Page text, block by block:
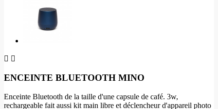
 
ENCEINTE BLUETOOTH MINO
Enceinte Bluetooth de la taille d'une capsule de café. 3w,
rechargeable fait aussi kit main libre et déclencheur d'appareil photo